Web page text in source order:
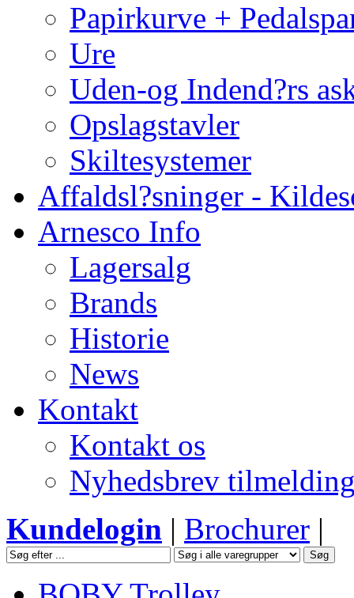
Papirkurve +
Ure
Uden-og Indend?rs
Opslagstavler
Skiltesystemer
Affaldsl?sninger -
Arnesco Info
Lagersalg
Brands
Historie
News
Kontakt
Kontakt os
Nyhedsbrev
Kundelogin | Brochurer |